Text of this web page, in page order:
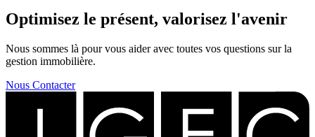
Optimisez le présent, valorisez l'avenir
Nous sommes là pour vous aider avec toutes vos questions sur la
gestion immobilière.
Nous Contacter